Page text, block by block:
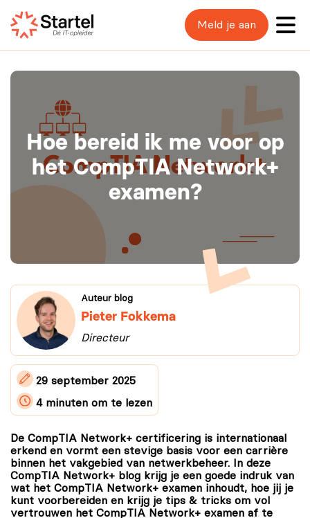
Meld je aan
Hoe bereid ik me voor op
het CompTIA Network+
examen?
Auteur blog
Pieter Fokkema
Directeur
29 september 2025
4 minuten om te lezen
De CompTIA Network+ certificering is internationaal
erkend en vormt een stevige basis voor een carrière
binnen het vakgebied van netwerkbeheer. In deze
CompTIA Network+ blog krijg je een goede indruk van
wat het CompTIA Network+ examen inhoudt, hoe jij je
kunt voorbereiden en krijg je tips & tricks om vol
vertrouwen het CompTIA Network+ examen af te